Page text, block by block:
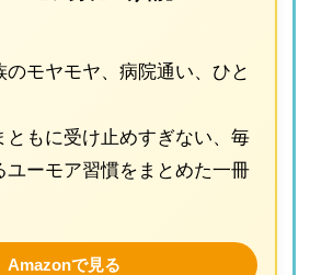
のモヤモヤ、病院通い、ひと
ともに受け止めすぎない、毎
ユーモア習慣をまとめた一冊
Amazonで見る